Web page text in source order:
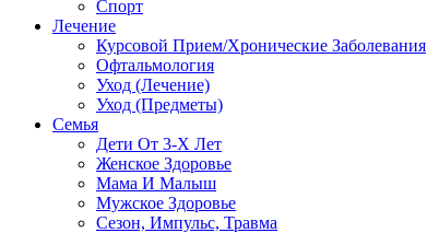
Спорт
Лечение
Курсовой Прием/Хронические Заболевания
Офтальмология
Уход (Лечение)
Уход (Предметы)
Семья
Дети От 3-Х Лет
Женское Здоровье
Мама И Малыш
Мужское Здоровье
Сезон, Импульс, Травма